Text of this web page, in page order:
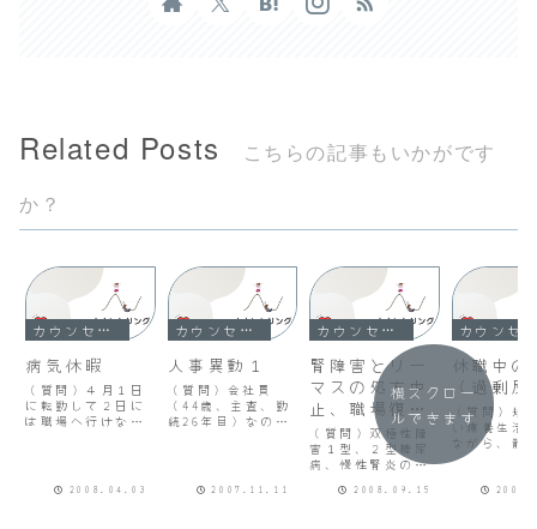
Related Posts
こちらの記事もいかがです
か？
カウンセリング
病気休暇
（質問）４月１日
に転勤して２日に
は職場へ行けなく
た。先生と相談し
たところ、「人生
2008.04.03
カウンセリング
人事異動１
（質問）会社員
（44歳、主査、勤
続26年目）なので
られず、平成16年
７月に初めて精神
2007.11.11
カウンセリング
腎障害とリー
マスの処方中
止、職場復帰
の意欲低下
（質問）双極性障
害１型、２型糖尿
病、慢性腎炎の通
ます。本屋さんで
2008.09.15
休職中の
（過剰反
（質問）規
い療養生活
ながら、散
も始めても
考えていま
横スクロー
ルできます